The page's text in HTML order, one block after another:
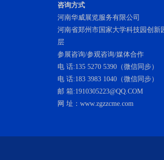
咨询方式
河南华威展览服务有限公司
河南省郑州市国家大学科技园创新
层
参展咨询/参观咨询/媒体合作
电 话:135 5270 5390（微信同步）
电 话:183 3983 1040（微信同步）
邮 箱:1910305223@QQ.COM
网 址：www.zgzzcme.com